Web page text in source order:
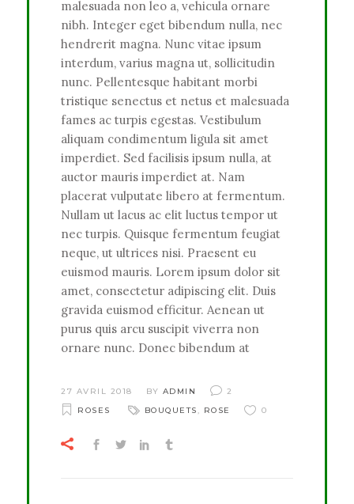
malesuada non leo a, vehicula ornare
nibh. Integer eget bibendum nulla, nec
hendrerit magna. Nunc vitae ipsum
interdum, varius magna ut, sollicitudin
nunc. Pellentesque habitant morbi
tristique senectus et netus et malesuada
fames ac turpis egestas. Vestibulum
aliquam condimentum ligula sit amet
imperdiet. Sed facilisis ipsum nulla, at
auctor mauris imperdiet at. Nam
placerat vulputate libero at fermentum.
Nullam ut lacus ac elit luctus tempor ut
nec turpis. Quisque fermentum feugiat
neque, ut ultrices nisi. Praesent eu
euismod mauris. Lorem ipsum dolor sit
amet, consectetur adipiscing elit. Duis
gravida euismod efficitur. Aenean ut
purus quis arcu suscipit viverra non
ornare nunc. Donec bibendum at
27 AVRIL 2018 BY ADMIN
2
ROSES
BOUQUETS , ROSE 0